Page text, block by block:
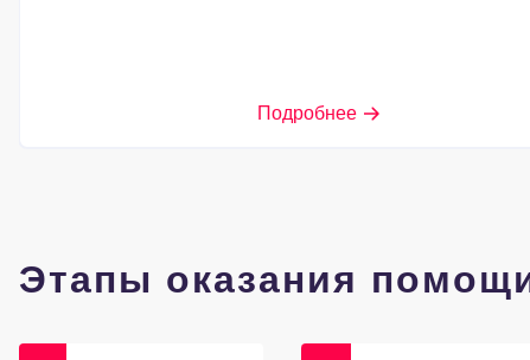
Подробнее
Этапы оказания